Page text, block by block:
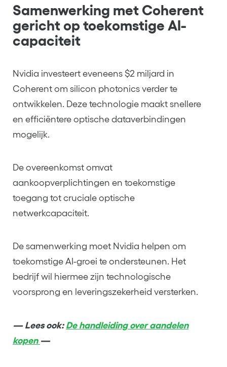
Samenwerking met Coherent
gericht op toekomstige AI-
capaciteit
Nvidia investeert eveneens $2 miljard in
Coherent om silicon photonics verder te
ontwikkelen. Deze technologie maakt snellere
en efficiëntere optische dataverbindingen
mogelijk.
De overeenkomst omvat
aankoopverplichtingen en toekomstige
toegang tot cruciale optische
netwerkcapaciteit.
De samenwerking moet Nvidia helpen om
toekomstige AI-groei te ondersteunen. Het
bedrijf wil hiermee zijn technologische
voorsprong en leveringszekerheid versterken.
— Lees ook: De handleiding over aandelen
kopen —